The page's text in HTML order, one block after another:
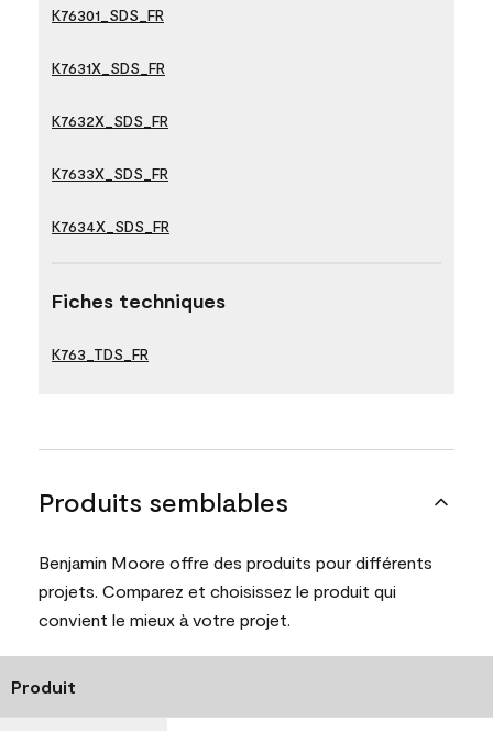
K76301_SDS_FR
K7631X_SDS_FR
K7632X_SDS_FR
K7633X_SDS_FR
K7634X_SDS_FR
Fiches techniques
K763_TDS_FR
Produits semblables
Benjamin Moore offre des produits pour différents
projets. Comparez et choisissez le produit qui
convient le mieux à votre projet.
Produit